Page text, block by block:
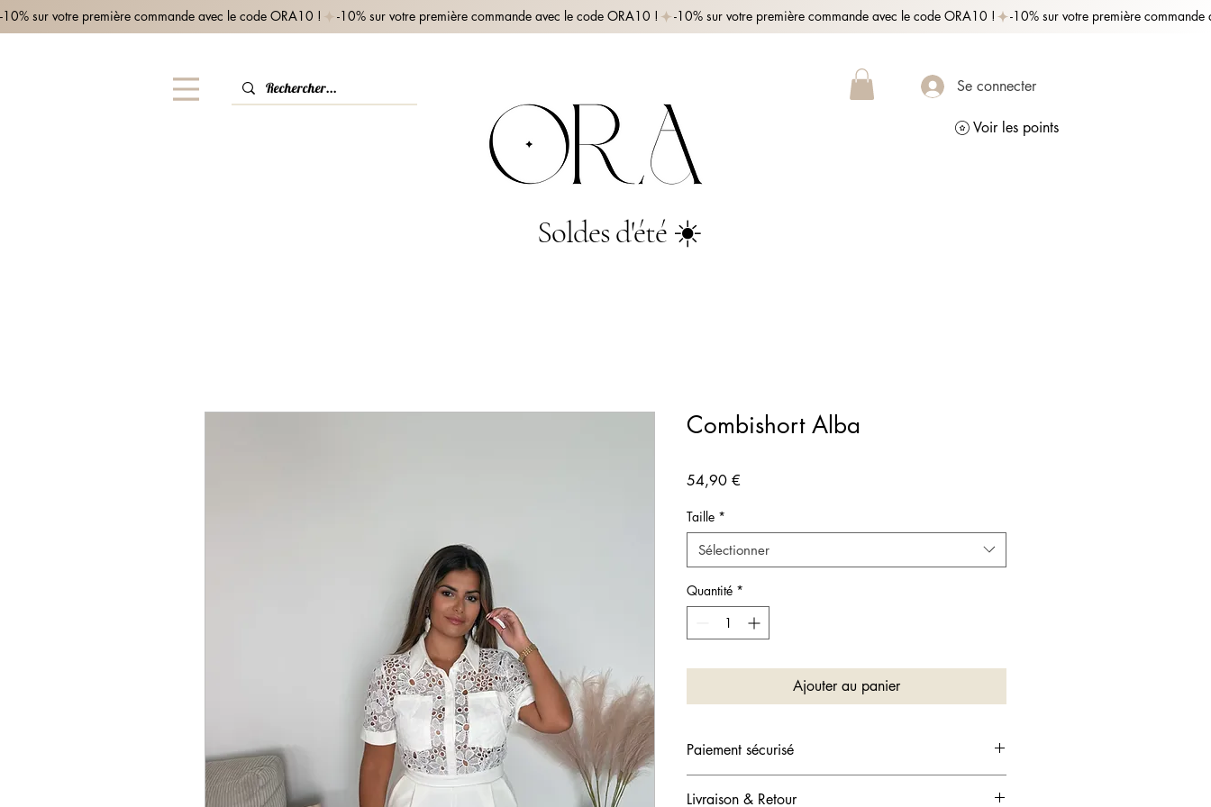
Se connecter
Voir les points
-10% sur votre première commande avec le code ORA10 !
Soldes d'été ☀️
Combishort Alba
54,90 €
Taille *
Sélectionner
Quantité *
Ajouter au panier
Paiement sécurisé
CB, Visa, Mastercard & plus.
Livraison & Retour